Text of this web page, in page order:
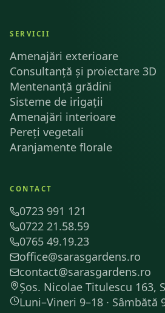
SERVICII
Amenajări exterioare
Consultanță și proiectare 3D
Mentenanță grădini
Sisteme de irigații
Amenajări interioare
Pereți vegetali
Aranjamente florale
CONTACT
0723 991 121
0722 21.58.59
0765 49.19.23
office@sarasgardens.ro
contact@sarasgardens.ro
Șos. Nicolae Titulescu 163,
Luni–Vineri 9–18 · Sâmbătă